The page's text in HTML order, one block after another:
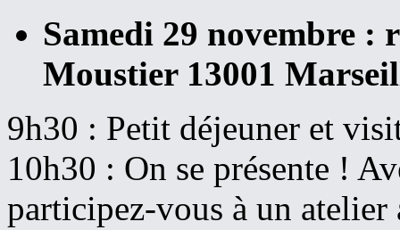
Samedi 29 novembre :
Moustier 13001
9h30 : Petit déjeuner et
10h30 : On se présente !
participez-vous à un